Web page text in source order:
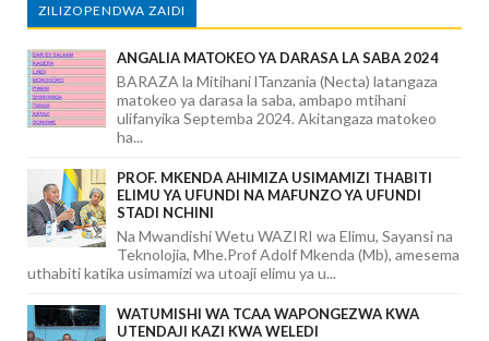
ZILIZOPENDWA ZAIDI
ANGALIA MATOKEO YA DARASA LA SABA 2024
BARAZA la Mitihani lTanzania (Necta) latangaza
matokeo ya darasa la saba, ambapo mtihani
ulifanyika Septemba 2024. Akitangaza matokeo
ha...
PROF. MKENDA AHIMIZA USIMAMIZI THABITI
ELIMU YA UFUNDI NA MAFUNZO YA UFUNDI
STADI NCHINI
Na Mwandishi Wetu WAZIRI wa Elimu, Sayansi na
Teknolojia, Mhe.Prof Adolf Mkenda (Mb), amesema
uthabiti katika usimamizi wa utoaji elimu ya u...
WATUMISHI WA TCAA WAPONGEZWA KWA
UTENDAJI KAZI KWA WELEDI